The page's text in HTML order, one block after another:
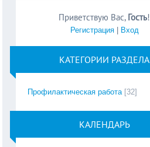
Приветствую Вас, Гость!
Регистрация| Вход
КАТЕГОРИИ РАЗДЕЛА
Профилактическая работа [32]
КАЛЕНДАРЬ